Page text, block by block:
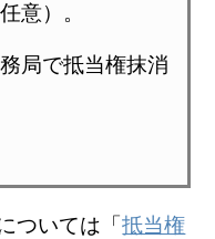
意）。
局で抵当権抹消
ついては「抵当権